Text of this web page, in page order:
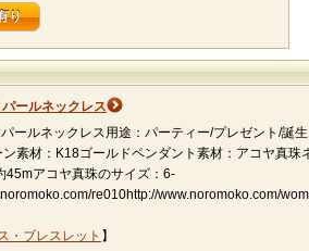
り
ールネックレス
ールネックレス用途：パーティー/プレゼント/誕
素材：K18ゴールドペンダント素材：アコヤ真珠
45mアコヤ真珠のサイズ：6-
re010http://www.noromoko.com/
・ブレスレット 】